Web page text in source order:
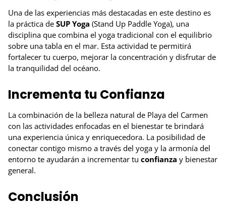
Una de las experiencias más destacadas en este destino es
la práctica de SUP Yoga (Stand Up Paddle Yoga), una
disciplina que combina el yoga tradicional con el equilibrio
sobre una tabla en el mar. Esta actividad te permitirá
fortalecer tu cuerpo, mejorar la concentración y disfrutar de
la tranquilidad del océano.
Incrementa tu Confianza
La combinación de la belleza natural de Playa del Carmen
con las actividades enfocadas en el bienestar te brindará
una experiencia única y enriquecedora. La posibilidad de
conectar contigo mismo a través del yoga y la armonía del
entorno te ayudarán a incrementar tu confianza y bienestar
general.
Conclusión